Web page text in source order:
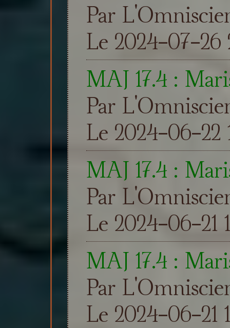
Par
Le 2024-07-26
MAJ 17.4 :
Par
Le 2024-06-22
MAJ 17.4 :
Par
Le 2024-06-21
MAJ 17.4 :
Par
Le 2024-06-21